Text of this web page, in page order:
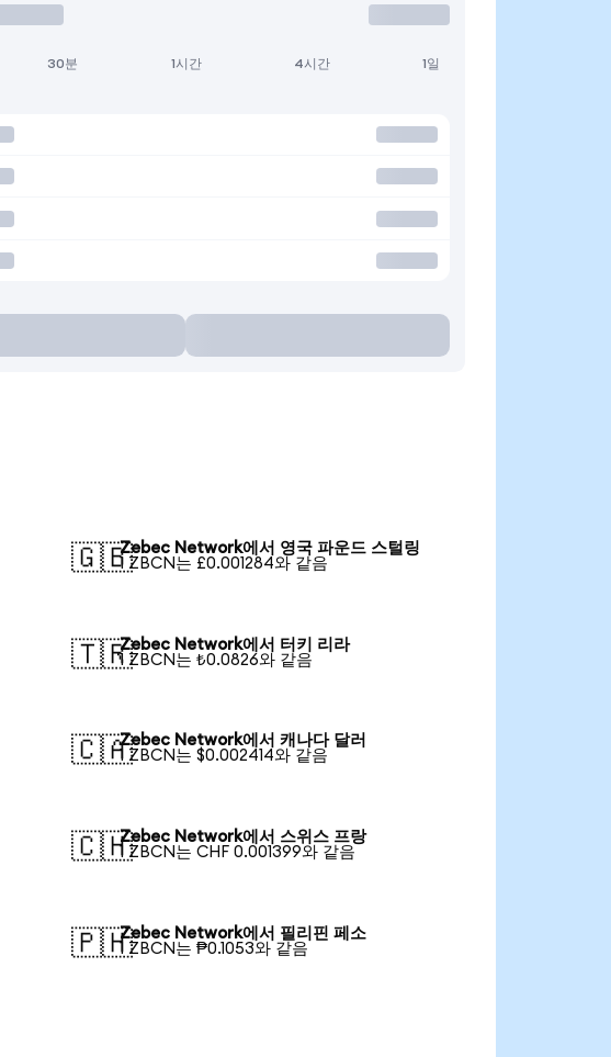
30분 1시간 4시간 1일
🇬🇧Zebec Network에서 영국 파운드 스털링
1 ZBCN는 £0.001284와 같음
🇹🇷Zebec Network에서 터키 리라
1 ZBCN는 ₺0.0826와 같음
🇨🇦Zebec Network에서 캐나다 달러
1 ZBCN는 $0.002414와 같음
🇨🇭Zebec Network에서 스위스 프랑
1 ZBCN는 CHF 0.001399와 같음
🇵🇭Zebec Network에서 필리핀 페소
1 ZBCN는 ₱0.1053와 같음